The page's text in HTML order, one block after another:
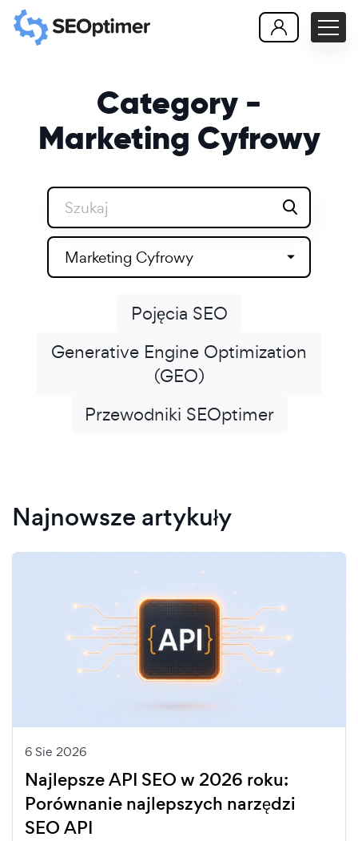
Category -
Marketing Cyfrowy
Marketing Cyfrowy
Pojęcia SEO
Generative Engine Optimization
(GEO)
Przewodniki SEOptimer
Najnowsze artykuły
6 Sie 2026
Najlepsze API SEO w 2026 roku:
Porównanie najlepszych narzędzi
SEO API